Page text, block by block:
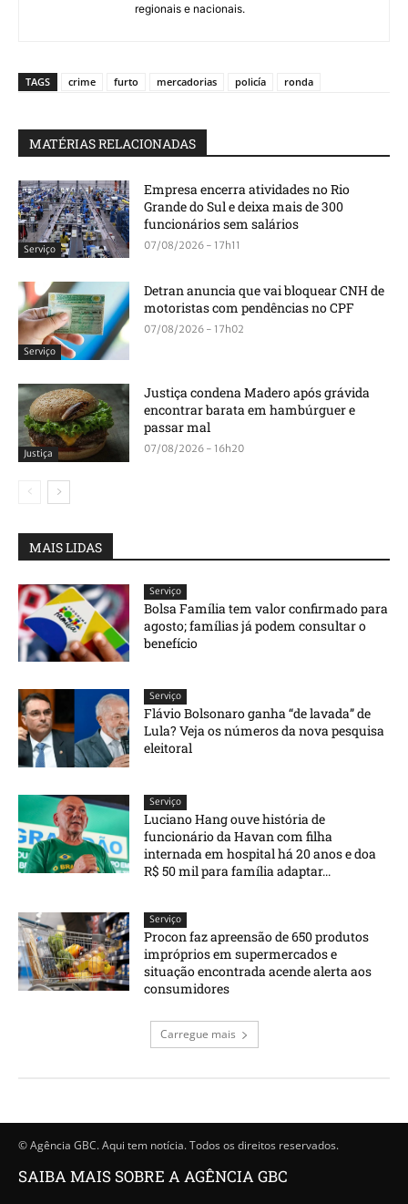
regionais e nacionais.
TAGS crime furto mercadorias policía ronda
MATÉRIAS RELACIONADAS
Serviço
Empresa encerra atividades no Rio
Grande do Sul e deixa mais de 300
funcionários sem salários
07/08/2026 - 17h11
Serviço
Detran anuncia que vai bloquear CNH de
motoristas com pendências no CPF
07/08/2026 - 17h02
Justiça
Justiça condena Madero após grávida
encontrar barata em hambúrguer e
passar mal
07/08/2026 - 16h20
MAIS LIDAS
Serviço
Bolsa Família tem valor confirmado para
agosto; famílias já podem consultar o
benefício
Serviço
Flávio Bolsonaro ganha “de lavada” de
Lula? Veja os números da nova pesquisa
eleitoral
Serviço
Luciano Hang ouve história de
funcionário da Havan com filha
internada em hospital há 20 anos e doa
R$ 50 mil para família adaptar...
Serviço
Procon faz apreensão de 650 produtos
impróprios em supermercados e
situação encontrada acende alerta aos
consumidores
Carregue mais
© Agência GBC. Aqui tem notícia. Todos os direitos reservados.
SAIBA MAIS SOBRE A AGÊNCIA GBC